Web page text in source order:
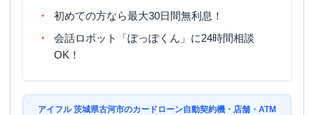
初めての方なら最大30日間無利息！
会話ロボット「ぽっぽくん」に24時間相談
OK！
アイフル 茨城県古河市のカードローン自動契約機・店舗・ATM